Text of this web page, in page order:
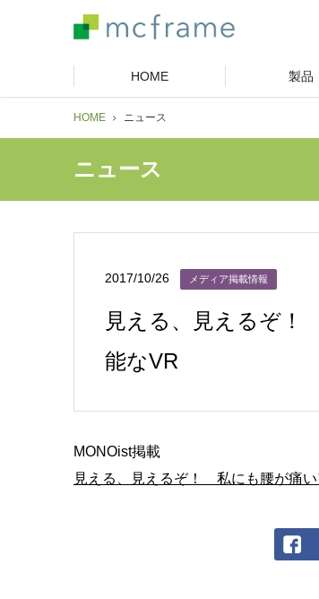
HOME 製品
HOME ニュース
ニュース
2017/10/26 メディア掲載情報
見える、見えるぞ
能なVR
MONOist掲載
見える、見えるぞ！ 私にも腰が痛